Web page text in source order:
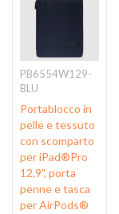
PB6554W129-
BLU
Portablocco in
pelle e tessuto
con scomparto
per iPad®Pro
12,9", porta
penne e tasca
per AirPods®